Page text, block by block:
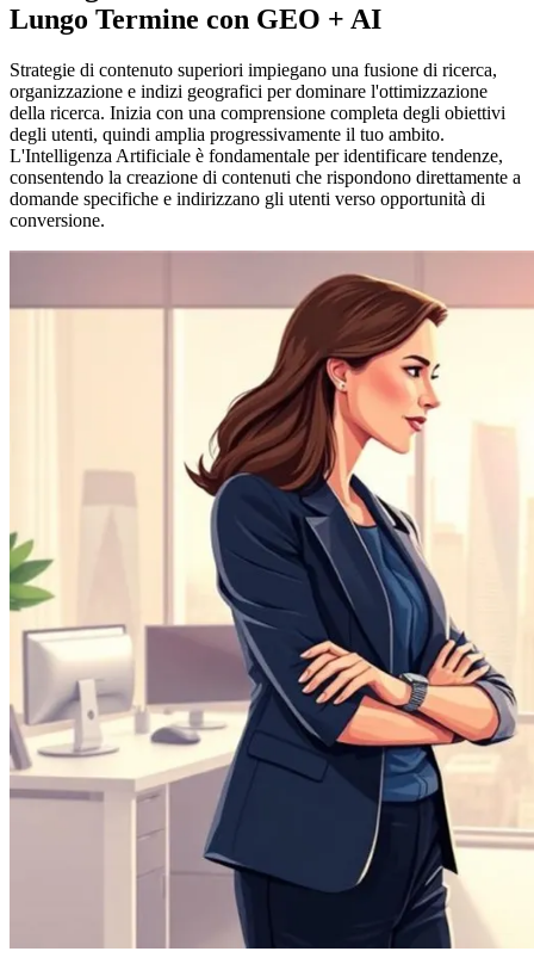
Lungo Termine con GEO + AI
Strategie di contenuto superiori impiegano una fusione di ricerca,
organizzazione e indizi geografici per dominare l'ottimizzazione
della ricerca. Inizia con una comprensione completa degli obiettivi
degli utenti, quindi amplia progressivamente il tuo ambito.
L'Intelligenza Artificiale è fondamentale per identificare tendenze,
consentendo la creazione di contenuti che rispondono direttamente a
domande specifiche e indirizzano gli utenti verso opportunità di
conversione.